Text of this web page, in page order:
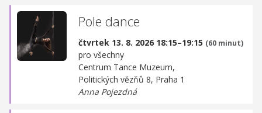
Pole dance
čtvrtek 13. 8. 2026 18:15–19:15 (60 minut)
pro všechny
Centrum Tance Muzeum,
Politických vězňů 8, Praha 1
Anna Pojezdná